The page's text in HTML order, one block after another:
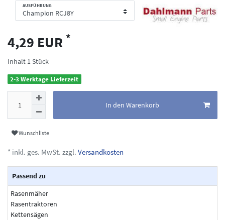
AUSFÜHRUNG
4,29 EUR *
Inhalt 1Stück
2-3 Werktage Lieferzeit
In den Warenkorb
Wunschliste
* inkl. ges. MwSt. zzgl. Versandkosten
Passend zu
Rasenmäher
Rasentraktoren
Kettensägen